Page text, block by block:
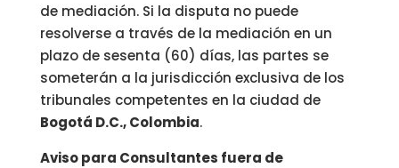
de mediación. Si la disputa no puede
resolverse a través de la mediación en un
plazo de sesenta (60) días, las partes se
someterán a la jurisdicción exclusiva de los
tribunales competentes en la ciudad de
Bogotá D.C., Colombia.
Aviso para Consultantes fuera de